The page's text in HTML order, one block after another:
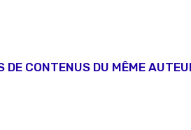
DE CONTENUS DU MÊME